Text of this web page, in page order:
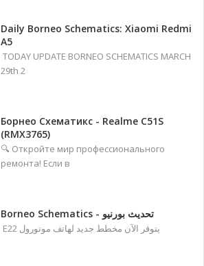
Daily Borneo Schematics: Xiaomi Redmi
A5
TODAY UPDATE BORNEO SCHEMATICS MARCH
29th 2
Борнео Схематикс - Realme C51S
(RMX3765)
🔍 Откройте мир профессионального
ремонта! Если в
Borneo Schematics - تحديث بورنيو
E22 يتوفر الآن مخطط جديد لهاتف موتورول